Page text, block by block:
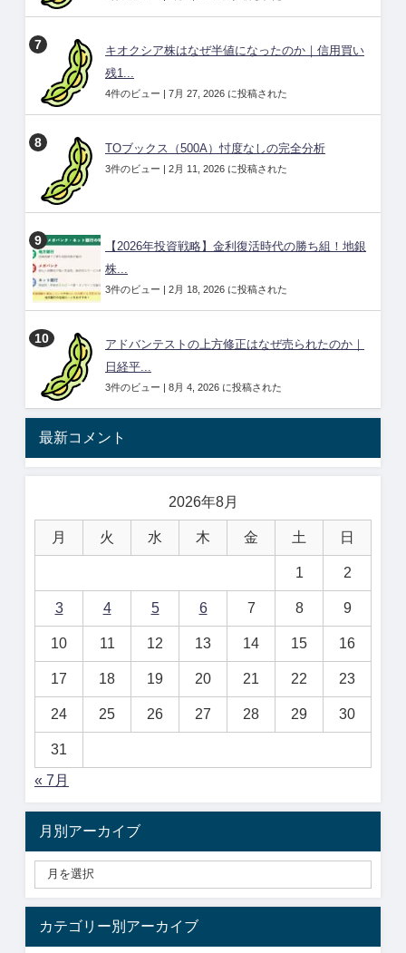
キオクシア株はなぜ半値になったのか｜信用買い
残1...
4件のビュー | 7月 27, 2026 に投稿された
TOブックス（500A）忖度なしの完全分析
3件のビュー | 2月 11, 2026 に投稿された
【2026年投資戦略】金利復活時代の勝ち組！地銀
株...
3件のビュー | 2月 18, 2026 に投稿された
アドバンテストの上方修正はなぜ売られたのか｜
日経平...
3件のビュー | 8月 4, 2026 に投稿された
最新コメント
2026年8月
月 火 水 木 金 土 日
1 2
3 4 5 6 7 8 9
10 11 12 13 14 15 16
17 18 19 20 21 22 23
24 25 26 27 28 29 30
31
« 7月
月別アーカイブ
カテゴリー別アーカイブ